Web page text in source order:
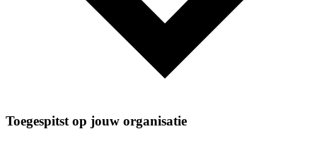
Toegespitst op jouw organisatie